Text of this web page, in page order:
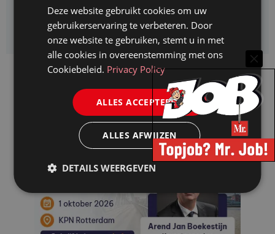
Enexis zoekt een
Rentmeester
Deze website gebruikt cookies om uw
gebruikerservaring te verbeteren. Door
onze website te gebruiken, stemt u in met
alle cookies in overeenstemming met ons
Cookiebeleid. Privacy Policy
ALLES ACCEPTEREN
ALLES AFWIJZEN
DETAILS WEERGEVEN